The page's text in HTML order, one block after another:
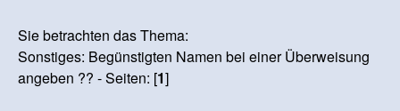
Sie betrachten das Thema:
Sonstiges: Begünstigten Namen bei einer Überweisung
angeben ?? - Seiten: [1]